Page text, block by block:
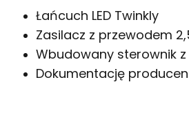
Łańcuch LED Twinkly
Zasilacz z przewodem
Wbudowany sterownik
Dokumentację